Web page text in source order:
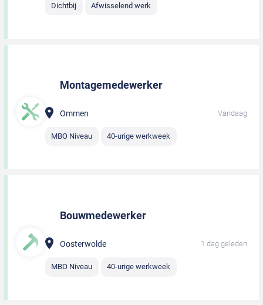
Dichtbij Afwisselend werk
Montagemedewerker
Ommen Vandaag
MBO Niveau 40-urige werkweek
Bouwmedewerker
Oosterwolde 1 dag geleden
MBO Niveau 40-urige werkweek